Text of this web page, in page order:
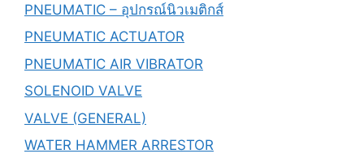
PNEUMATIC – อุปกรณ์นิวเมติกส์
PNEUMATIC ACTUATOR
PNEUMATIC AIR VIBRATOR
SOLENOID VALVE
VALVE (GENERAL)
WATER HAMMER ARRESTOR